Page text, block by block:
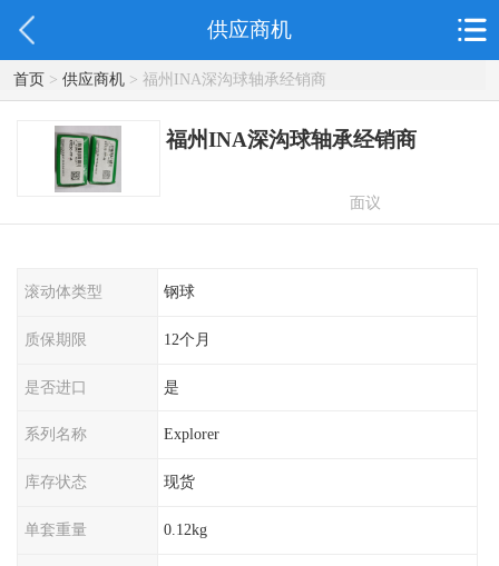
供应商机
首页> 供应商机> 福州INA深沟球轴承经销商
福州INA深沟球轴承经销商
面议
滚动体类型 钢球
质保期限 12个月
是否进口 是
系列名称 Explorer
库存状态 现货
单套重量 0.12kg